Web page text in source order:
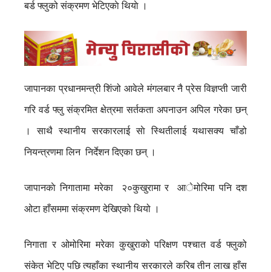
बर्ड फ्लुको संक्रमण भेटिएकाे थियाे ।
जापानका प्रधानमन्त्री शिंजो आवेले मंगलबार नै प्रेस विज्ञप्ती जारी
गरि वर्ड फ्लु संक्रमित क्षेत्रमा सर्तकता अपनाउन अपिल गरेका छन्
। साथै स्थानीय सरकारलाई साे स्थितीलाई यथासक्य चाँडो
नियन्त्रणमा लिन निर्देशन दिएका छन् ।
जापानकाे निगातामा मरेका २०कुखुरामा र आेमोरिमा पनि दश
ओटा हाँसममा संक्रमण देखिएको थियो ।
निगाता र ओमोरिमा मरेका कुखुराको परिक्षण पश्चात वर्ड फ्लुको
संकेत भेटिए पछि त्यहाँका स्थानीय सरकारले करिब तीन लाख हाँस